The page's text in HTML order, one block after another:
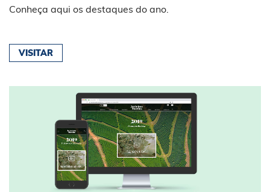
Conheça aqui os destaques do ano.
VISITAR